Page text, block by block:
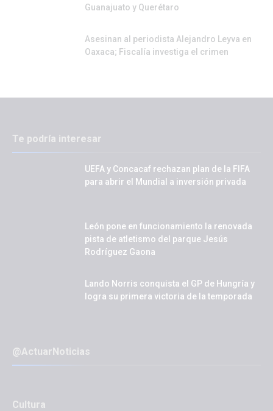
Guanajuato y Querétaro
Asesinan al periodista Alejandro Leyva en
Oaxaca; Fiscalía investiga el crimen
Te podría interesar
UEFA y Concacaf rechazan plan de la FIFA
para abrir el Mundial a inversión privada
León pone en funcionamiento la renovada
pista de atletismo del parque Jesús
Rodríguez Gaona
Lando Norris conquista el GP de Hungría y
logra su primera victoria de la temporada
@ActuarNoticias
Cultura